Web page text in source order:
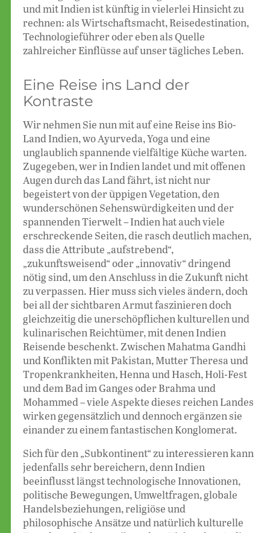
und mit Indien ist künftig in vielerlei Hinsicht zu
rechnen: als Wirtschaftsmacht, Reisedestination,
Technologieführer oder eben als Quelle
zahlreicher Einflüsse auf unser tägliches Leben.
Eine Reise ins Land der
Kontraste
Wir nehmen Sie nun mit auf eine Reise ins Bio-
Land Indien, wo Ayurveda, Yoga und eine
unglaublich spannende vielfältige Küche warten.
Zugegeben, wer in Indien landet und mit offenen
Augen durch das Land fährt, ist nicht nur
begeistert von der üppigen Vegetation, den
wunderschönen Sehenswürdigkeiten und der
spannenden Tierwelt – Indien hat auch viele
erschreckende Seiten, die rasch deutlich machen,
dass die Attribute „aufstrebend“,
„zukunftsweisend“ oder „innovativ“ dringend
nötig sind, um den Anschluss in die Zukunft nicht
zu verpassen. Hier muss sich vieles ändern, doch
bei all der sichtbaren Armut faszinieren doch
gleichzeitig die unerschöpflichen kulturellen und
kulinarischen Reichtümer, mit denen Indien
Reisende beschenkt. Zwischen Mahatma Gandhi
und Konflikten mit Pakistan, Mutter Theresa und
Tropenkrankheiten, Henna und Hasch, Holi-Fest
und dem Bad im Ganges oder Brahma und
Mohammed – viele Aspekte dieses reichen Landes
wirken gegensätzlich und dennoch ergänzen sie
einander zu einem fantastischen Konglomerat.
Sich für den „Subkontinent“ zu interessieren kann
jedenfalls sehr bereichern, denn Indien
beeinflusst längst technologische Innovationen,
politische Bewegungen, Umweltfragen, globale
Handelsbeziehungen, religiöse und
philosophische Ansätze und natürlich kulturelle